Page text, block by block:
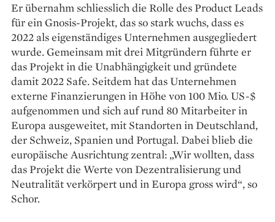
Er übernahm schliesslich die Rolle des Product Leads
für ein Gnosis-Projekt, das so stark wuchs, dass es
2022 als eigenständiges Unternehmen ausgegliedert
wurde. Gemeinsam mit drei Mitgründern führte er
das Projekt in die Unabhängigkeit und gründete
damit 2022 Safe. Seitdem hat das Unternehmen
externe Finanzierungen in Höhe von 100 Mio. US-$
aufgenommen und sich auf rund 80 Mitarbeiter in
Europa ausgeweitet, mit Standorten in Deutschland,
der Schweiz, Spanien und Portugal. Dabei blieb die
europäische Ausrichtung zentral: „Wir wollten, dass
das Projekt die Werte von Dezentralisierung und
Neutralität verkörpert und in Europa gross wird“, so
Schor.